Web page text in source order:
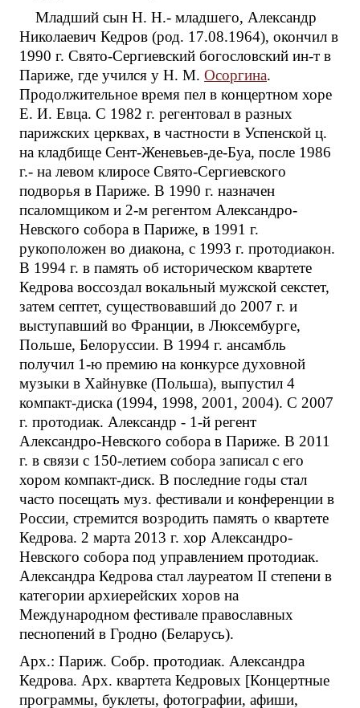
Младший сын Н. Н.- младшего, Александр
Николаевич Кедров (род. 17.08.1964), окончил в
1990 г. Свято-Сергиевский богословский ин-т в
Париже, где учился у Н. М. Осоргина.
Продолжительное время пел в концертном хоре
Е. И. Евца. С 1982 г. регентовал в разных
парижских церквах, в частности в Успенской ц.
на кладбище Сент-Женевьев-де-Буа, после 1986
г.- на левом клиросе Свято-Сергиевского
подворья в Париже. В 1990 г. назначен
псаломщиком и 2-м регентом Александро-
Невского собора в Париже, в 1991 г.
рукоположен во диакона, с 1993 г. протодиакон.
В 1994 г. в память об историческом квартете
Кедрова воссоздал вокальный мужской секстет,
затем септет, существовавший до 2007 г. и
выступавший во Франции, в Люксембурге,
Польше, Белоруссии. В 1994 г. ансамбль
получил 1-ю премию на конкурсе духовной
музыки в Хайнувке (Польша), выпустил 4
компакт-диска (1994, 1998, 2001, 2004). С 2007
г. протодиак. Александр - 1-й регент
Александро-Невского собора в Париже. В 2011
г. в связи с 150-летием собора записал с его
хором компакт-диск. В последние годы стал
часто посещать муз. фестивали и конференции в
России, стремится возродить память о квартете
Кедрова. 2 марта 2013 г. хор Александро-
Невского собора под управлением протодиак.
Александра Кедрова стал лауреатом II степени в
категории архиерейских хоров на
Международном фестивале православных
песнопений в Гродно (Беларусь).
Арх.: Париж. Собр. протодиак. Александра
Кедрова. Арх. квартета Кедровых [Концертные
программы, буклеты, фотографии, афиши,